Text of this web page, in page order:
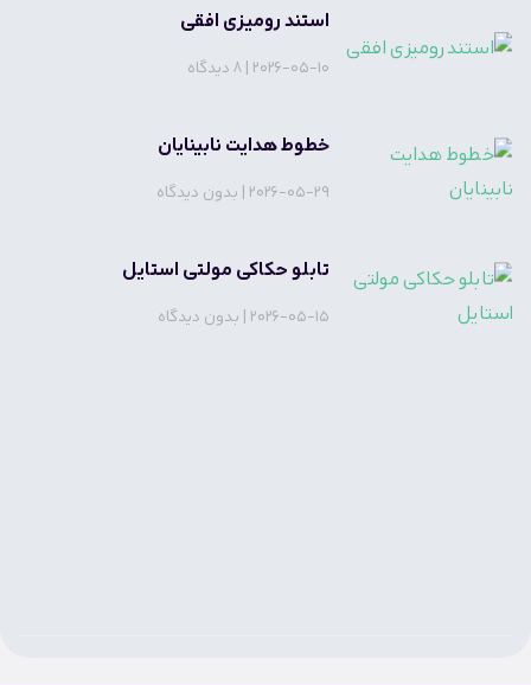
استند رومیزی افقی
2026-05-10
خطوط هدایت نابینایان
2026-05-29 بدون دیدگاه
تابلو حکاکی مولتی استایل
2026-05-15 بدون دیدگاه